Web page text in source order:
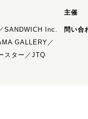
主催
SANDWICH Inc.
GALLERY／
スター／JTQ
問い合